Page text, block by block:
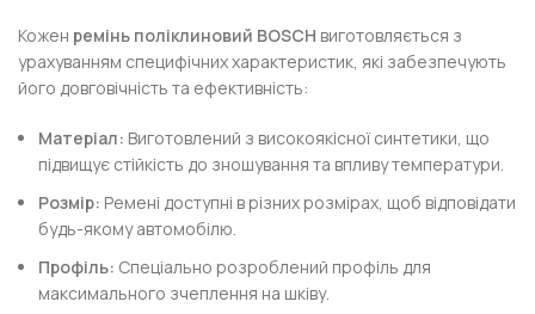
Кожен ремінь поліклиновий BOSCH виготовляється з
урахуванням специфічних характеристик, які забезпечують
його довговічність та ефективність:
Матеріал: Виготовлений з високоякісної синтетики, що
підвищує стійкість до зношування та впливу температури.
Розмір: Ремені доступні в різних розмірах, щоб відповідати
будь-якому автомобілю.
Профіль: Спеціально розроблений профіль для
максимального зчеплення на шківу.